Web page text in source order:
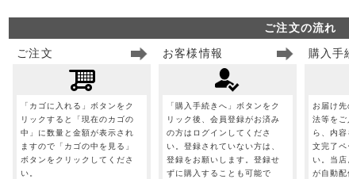
ご注文の流れ
ご注文
「カゴに入れる」ボタンをク
リックすると「現在のカゴの
中」に数量と金額が表示され
ますので「カゴの中を見る」
ボタンをクリックしてくださ
い。
お客様情報
「購入手続きへ」ボタンをク
リック後、会員登録がお済み
の方はログインしてくださ
い。登録されていない方は、
登録をお願いします。登録せ
ずに購入することも可能で
購入手
お届け
法等をご
ら、内
文完了ペ
い。当店
が自動配